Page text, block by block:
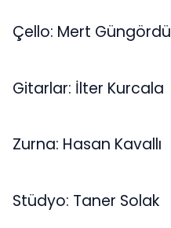
Çello: Mert Güngördü
Gitarlar: İlter Kurcala
Zurna: Hasan Kavallı
Stüdyo: Taner Solak